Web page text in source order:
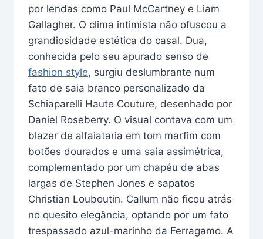
por lendas como Paul McCartney e Liam
Gallagher. O clima intimista não ofuscou a
grandiosidade estética do casal. Dua,
conhecida pelo seu apurado senso de
fashion style, surgiu deslumbrante num
fato de saia branco personalizado da
Schiaparelli Haute Couture, desenhado por
Daniel Roseberry. O visual contava com um
blazer de alfaiataria em tom marfim com
botões dourados e uma saia assimétrica,
complementado por um chapéu de abas
largas de Stephen Jones e sapatos
Christian Louboutin. Callum não ficou atrás
no quesito elegância, optando por um fato
trespassado azul-marinho da Ferragamo. A